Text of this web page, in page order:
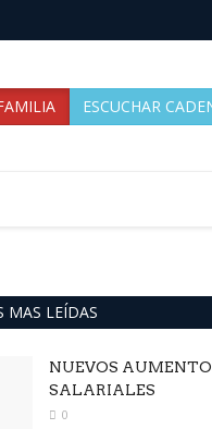
ESCUCHAR
MAS LEÍDAS
NUEVOS
SALARIALES
0